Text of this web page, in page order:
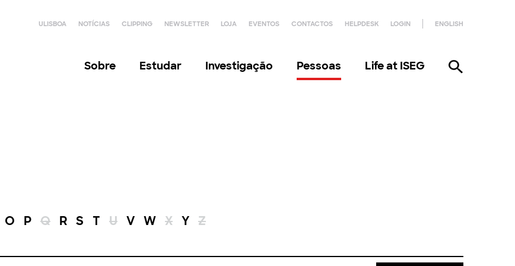
ULISBOA NOTÍCIAS CLIPPING NEWSLETTER LOJA EVENTOS CONTACTOS HELPDESK LOGIN ENGLISH
Sobre Estudar Investigação Pessoas Life at ISEG
O P Q R S T U V W X Y Z